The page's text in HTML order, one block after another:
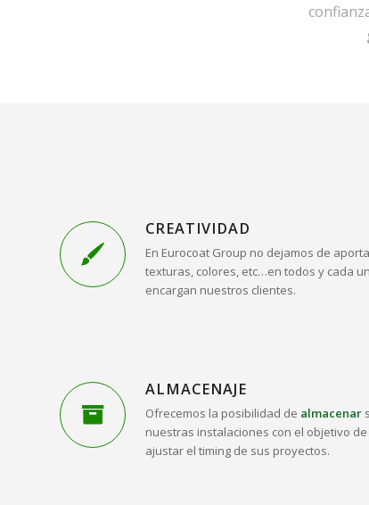
CREATIVIDAD
En Eurocoat Group no dejamos de
texturas, colores, etc…en todos y cada
encargan nuestros clientes.
ALMACENAJE
Ofrecemos la posibilidad de almacenar
nuestras instalaciones con el objetivo
ajustar el timing de sus proyectos.